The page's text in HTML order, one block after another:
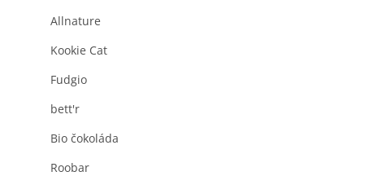
Allnature
Kookie Cat
Fudgio
bett'r
Bio čokoláda
Roobar